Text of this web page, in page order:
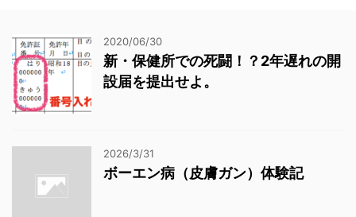
2020/06/30
新・保健所での死闘！？2年遅れの開
設届を提出せよ。
2026/3/31
ボーエン病（皮膚ガン）体験記